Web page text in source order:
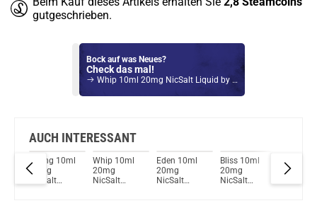
gutgeschrieben.
Bock auf was Neues?
Check das mal!
Whip 10ml 20mg NicSalt Liquid by 5TEN
Vsticking VIY 1,8ml 750mAh Pod System Kit Blau
AUCH INTERESSANT
Spring 10ml
20mg
NicSalt
Whip 10ml
20mg
NicSalt
Eden 10ml
20mg
NicSalt
Bliss 10ml
20mg
NicSalt
Liquid